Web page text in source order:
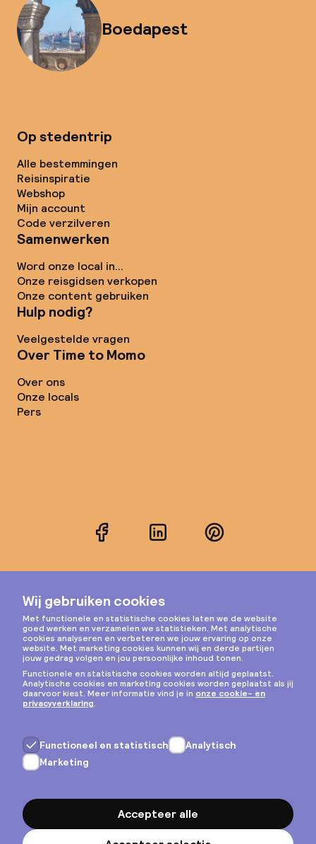
Boedapest
Op stedentrip
Alle bestemmingen
Reisinspiratie
Webshop
Mijn account
Code verzilveren
Samenwerken
Word onze local in...
Onze reisgidsen verkopen
Onze content gebruiken
Hulp nodig?
Veelgestelde vragen
Over Time to Momo
Over ons
Onze locals
Pers
FacebookLinkedInPinterest
Instagram
Privacy & cookies
Algemene voorwaarden